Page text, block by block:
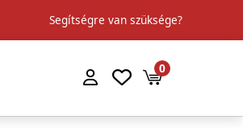
Segítségre van szüksége?
0